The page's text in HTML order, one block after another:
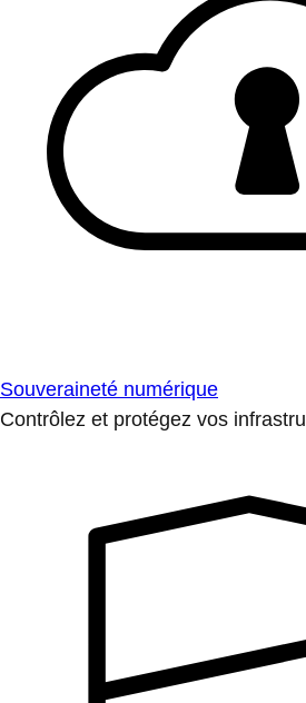
Souveraineté numérique
Contrôlez et protégez vos